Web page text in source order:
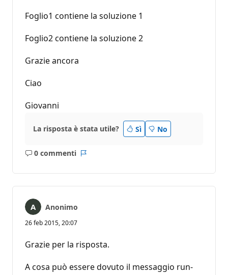
Foglio1 contiene la soluzione 1
Foglio2 contiene la soluzione 2
Grazie ancora
Ciao
Giovanni
La risposta è stata utile? Sì No
0 commenti
Nessun
Report
Anonimo
26 feb 2015, 20:07
Grazie per la risposta.
A cosa può essere dovuto il messaggio run-